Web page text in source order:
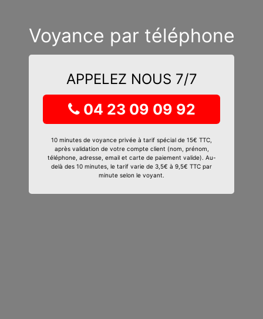
Voyance par téléphone
APPELEZ NOUS 7/7
04 23 09 09 92
10 minutes de voyance privée à tarif spécial de 15€ TTC,
après validation de votre compte client (nom, prénom,
téléphone, adresse, email et carte de paiement valide). Au-
delà des 10 minutes, le tarif varie de 3,5€ à 9,5€ TTC par
minute selon le voyant.